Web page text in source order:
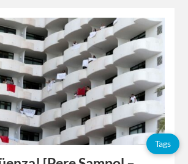
Tags